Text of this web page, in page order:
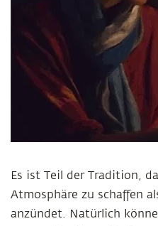
Es ist Teil der Tradition,
Atmosphäre zu schaffen
anzündet. Natürlich